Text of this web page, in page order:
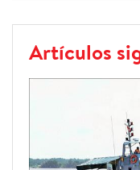
Artículos